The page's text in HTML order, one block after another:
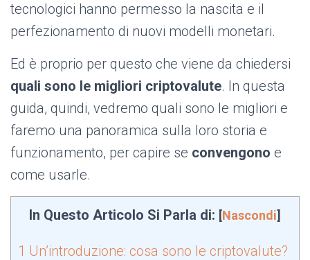
tecnologici hanno permesso la nascita e il
perfezionamento di nuovi modelli monetari.
Ed è proprio per questo che viene da chiedersi
quali sono le migliori criptovalute. In questa
guida, quindi, vedremo quali sono le migliori e
faremo una panoramica sulla loro storia e
funzionamento, per capire se convengono e
come usarle.
In Questo Articolo Si Parla di: [Nascondi]
1 Un’introduzione: cosa sono le criptovalute?